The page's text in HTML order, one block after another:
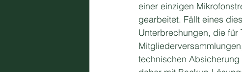
einer einzigen
gearbeitet. Fällt eines
Unterbrechungen, die für
technischen